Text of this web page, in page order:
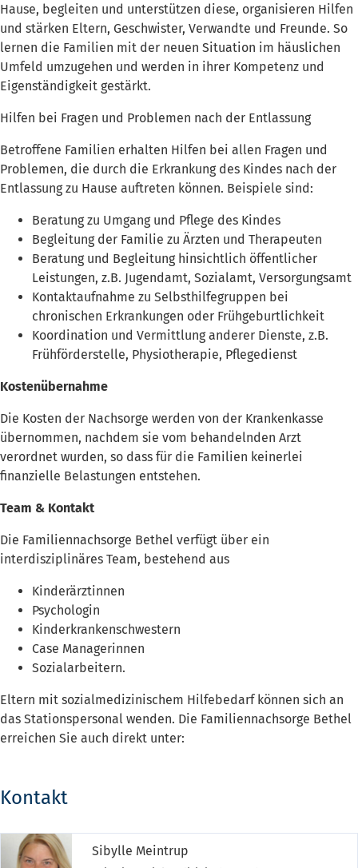
Hause, begleiten und unterstützen diese, organisieren Hilfen
und stärken Eltern, Geschwister, Verwandte und Freunde. So
lernen die Familien mit der neuen Situation im häuslichen
Umfeld umzugehen und werden in ihrer Kompetenz und
Eigenständigkeit gestärkt.
Hilfen bei Fragen und Problemen nach der Entlassung
Betroffene Familien erhalten Hilfen bei allen Fragen und
Problemen, die durch die Erkrankung des Kindes nach der
Entlassung zu Hause auftreten können. Beispiele sind:
Beratung zu Umgang und Pflege des Kindes
Begleitung der Familie zu Ärzten und Therapeuten
Beratung und Begleitung hinsichtlich öffentlicher
Leistungen, z.B. Jugendamt, Sozialamt, Versorgungsamt
Kontaktaufnahme zu Selbsthilfegruppen bei
chronischen Erkrankungen oder Frühgeburtlichkeit
Koordination und Vermittlung anderer Dienste, z.B.
Frühförderstelle, Physiotherapie, Pflegedienst
Kostenübernahme
Die Kosten der Nachsorge werden von der Krankenkasse
übernommen, nachdem sie vom behandelnden Arzt
verordnet wurden, so dass für die Familien keinerlei
finanzielle Belastungen entstehen.
Team & Kontakt
Die Familiennachsorge Bethel verfügt über ein
interdisziplinäres Team, bestehend aus
Kinderärztinnen
Psychologin
Kinderkrankenschwestern
Case Managerinnen
Sozialarbeitern.
Eltern mit sozialmedizinischem Hilfebedarf können sich an
das Stationspersonal wenden. Die Familiennachsorge Bethel
erreichen Sie auch direkt unter:
Kontakt
Sibylle Meintrup